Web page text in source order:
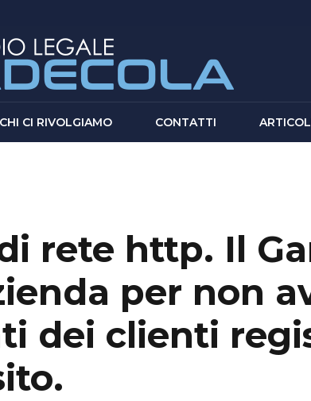
CI RIVOLGIAMO CONTATTI
rete http. Il
per non
dei clienti